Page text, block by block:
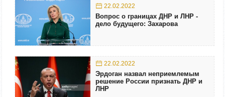
22.02.2022
Вопрос о границах ДНР и ЛНР -
дело будущего: Захарова
22.02.2022
Эрдоган назвал неприемлемым
решение России признать ДНР и
ЛНР